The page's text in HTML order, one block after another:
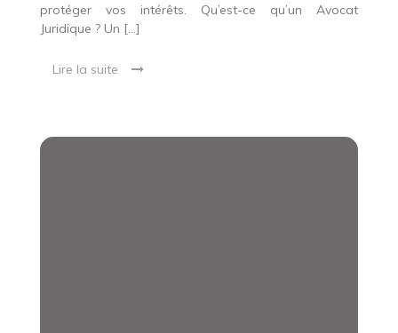
protéger vos intérêts. Qu’est-ce qu’un Avocat
Juridique ? Un […]
Lire la suite